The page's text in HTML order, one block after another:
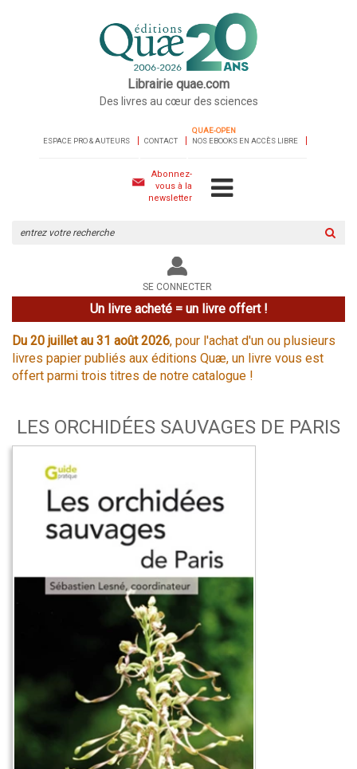
Librairie quae.com
Des livres au cœur des sciences
ESPACE PRO & AUTEURS CONTACT
QUAE-OPEN
NOS EBOOKS EN ACCÈS LIBRE
Abonnez-
vous à la
newsletter
le
site
SE CONNECTER
Un livre acheté = un livre offert !
Du 20 juillet au 31 août 2026, pour l'achat d'un ou plusieurs
livres papier publiés aux éditions Quæ, un livre vous est
offert parmi trois titres de notre catalogue !
LES ORCHIDÉES SAUVAGES DE PARIS